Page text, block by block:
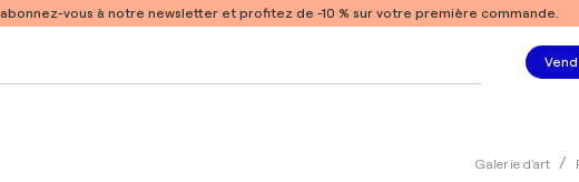
abonnez-vous à notre newsletter et profitez de -10 % sur votre première commande.
Galerie d'art